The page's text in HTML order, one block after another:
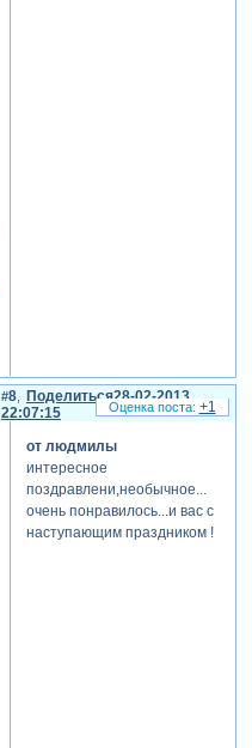
Поделиться
8
28-02-2013
22:07:15
от людмилы
интересное
поздравлени,необычное...
очень понравилось...и вас с
наступающим праздником !
+1